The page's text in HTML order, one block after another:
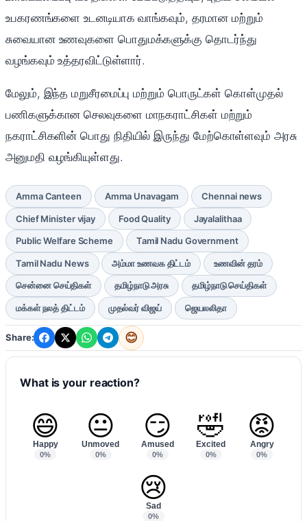
உபகரணங்களை உடனடியாக வாங்கவும், தரமான மற்றும்
சுவையான உணவுகளை பொதுமக்களுக்கு தொடர்ந்து
வழங்கவும் உத்தரவிட்டுள்ளார்.
மேலும், இந்த மறுசீரமைப்பு மற்றும் பொருட்கள் கொள்முதல்
பணிகளுக்கான செலவுகளை மாநகராட்சிகள் மற்றும்
நகராட்சிகளின் பொது நிதியில் இருந்து மேற்கொள்ளவும் அரசு
அனுமதி வழங்கியுள்ளது.
Amma Canteen Amma Unavagam Chennai news
Chief Minister vijay Food Quality Jayalalithaa
Public Welfare Scheme Tamil Nadu Government
Tamil Nadu News அம்மா உணவக திட்டம் உணவின் தரம்
சென்னை செய்திகள் தமிழ்நாடு அரசு தமிழ்நாடு செய்திகள்
மக்கள் நலத் திட்டம் முதல்வர் விஜய் ஜெயலலிதா
Share: 😊
What is your reaction?
😄
Happy
0%
😐
Unmoved
0%
😏
Amused
0%
🤣
Excited
0%
😡
Angry
0%
😢
Sad
0%